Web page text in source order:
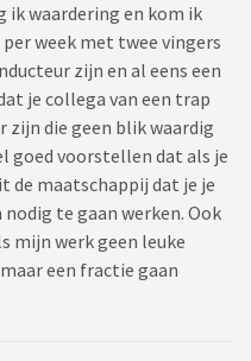
ik waardering en kom ik
week met twee vingers
zijn en al eens een
je collega van een trap
zijn die geen blik waardig
goed voorstellen dat als je
de maatschappij dat je je
te gaan werken. Ook
mijn werk geen leuke
een fractie gaan